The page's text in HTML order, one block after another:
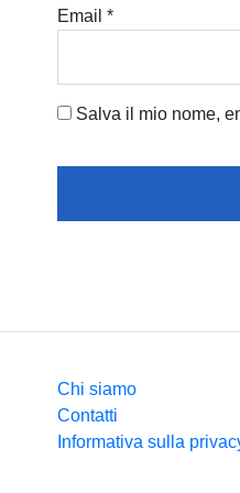
Email *
Salva il mio nome,
Chi siamo
Contatti
Informativa sulla